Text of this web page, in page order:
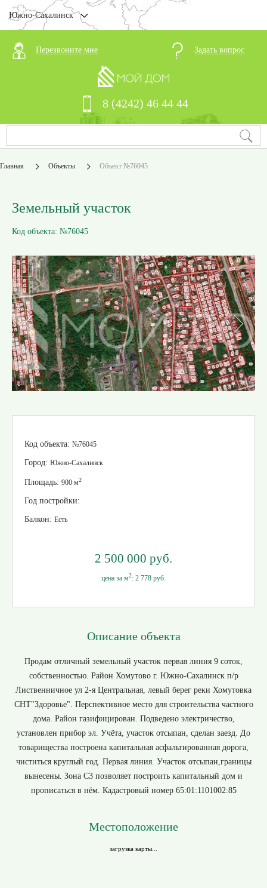
Южно-Сахалинск
Перезвоните мне Задать вопрос
8 (4242) 46 44 44
Главная Объекты Объект №76045
Земельный участок
Код объекта: №76045
Код объекта: №76045
Город: Южно-Сахалинск
Площадь: 900 м2
Год постройки:
Балкон: Есть
2 500 000 руб.
цена за м2: 2 778 руб.
Описание объекта
Продам отличный земельный участок первая линия 9 соток,
собственностью. Район Хомутово г. Южно-Сахалинск п/р
Лиственничное ул 2-я Центральная, левый берег реки Хомутовка
СНТ"Здоровье". Перспективное место для строительства частного
дома. Район газифицирован. Подведено электричество,
установлен прибор эл. Учёта, участок отсыпан, сделан заезд. До
товарищества построена капитальная асфальтированная дорога,
чиститься круглый год. Первая линия. Участок отсыпан,границы
вынесены. Зона С3 позволяет построить капитальный дом и
прописаться в нём. Кадастровый номер 65:01:1101002:85
Местоположение
загрузка карты...